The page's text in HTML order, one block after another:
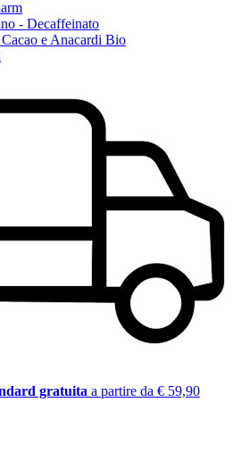
- Decaffeinato
e Anacardi Bio
gratuita a partire da € 59,90